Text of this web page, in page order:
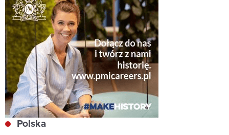
Polska